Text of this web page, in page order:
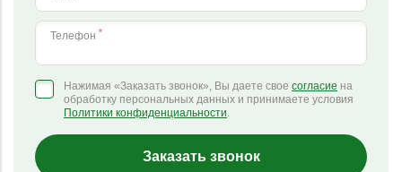
Телефон *
Нажимая «Заказать звонок», Вы даете свое согласие на
обработку персональных данных и принимаете условия
Политики конфиденциальности.
Заказать звонок